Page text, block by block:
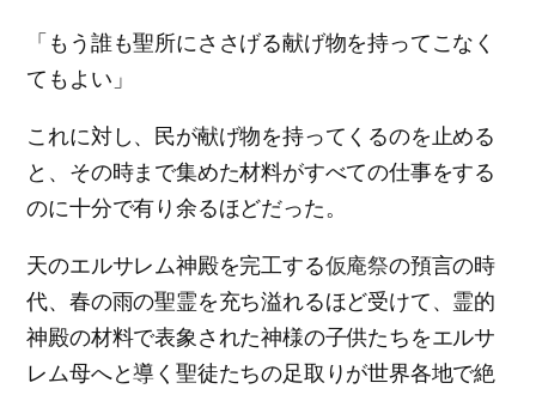
「もう誰も聖所にささげる献げ物を持ってこなく
てもよい」
これに対し、民が献げ物を持ってくるのを止める
と、その時まで集めた材料がすべての仕事をする
のに十分で有り余るほどだった。
天のエルサレム神殿を完工する仮庵祭の預言の時
代、春の雨の聖霊を充ち溢れるほど受けて、霊的
神殿の材料で表象された神様の子供たちをエルサ
レム母へと導く聖徒たちの足取りが世界各地で絶